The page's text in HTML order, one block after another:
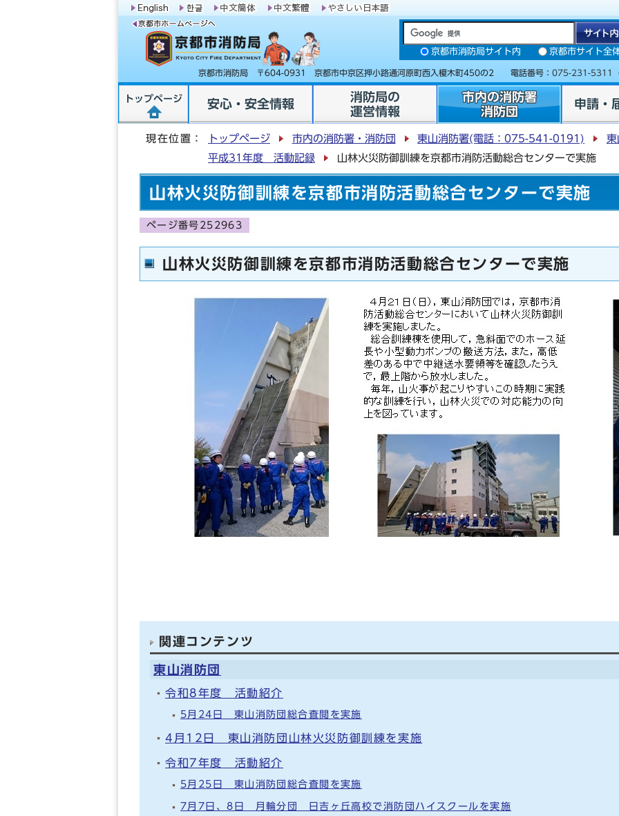
京都市消防局サイト内 京都市サイト全
京都市消防局 〒604-0931 京都市中京区押小路通河原町西入榎木町450の2 電話番号： 075-231-5311
トップページ 安心・安全情報
消防局の
運営情報
市内の消防署
消防団
申請・
現在位置： トップページ 市内の消防署・消防団 東山消防署(電話：075-541-0191)
東
平成31年度 活動記録
山林火災防御訓練を京都市消防活動総合センターで実施
山林火災防御訓練を京都市消防活動総合センターで実施
ページ番号252963
山林火災防御訓練を京都市消防活動総合センターで実施
関連コンテンツ
東山消防団
令和8年度 活動紹介
5月24日 東山消防団総合査閲を実施
4月12日 東山消防団山林火災防御訓練を実施
令和7年度 活動紹介
5月25日 東山消防団総合査閲を実施
7月7日、8日 月輪分団 日吉ヶ丘高校で消防団ハイスクールを実施